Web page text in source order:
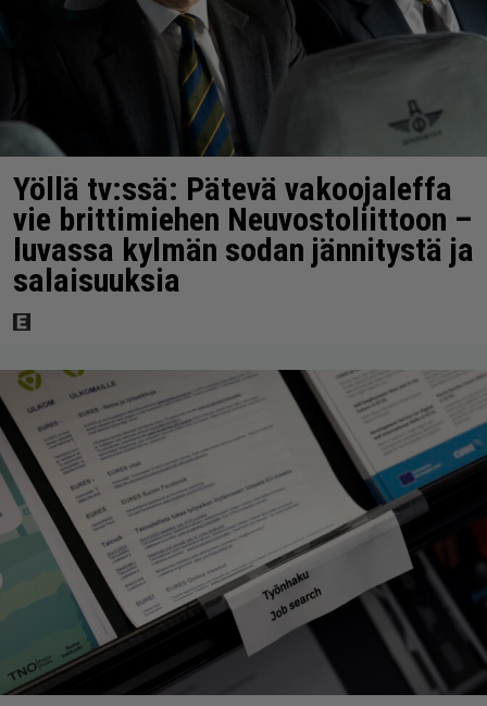
Yöllä tv:ssä: Pätevä vakoojaleffa
vie brittimiehen Neuvostoliittoon –
luvassa kylmän sodan jännitystä ja
salaisuuksia